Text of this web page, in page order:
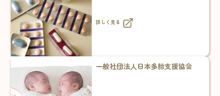
詳しく見る
一般社団法人日本多胎支援協会